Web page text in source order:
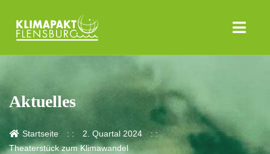
Aktuelles
Startseite
2. Quartal 2024
Theaterstück zum Klimawandel